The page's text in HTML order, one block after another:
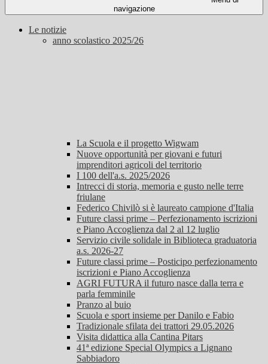
navigazione
Le notizie
anno scolastico 2025/26
La Scuola e il progetto Wigwam
Nuove opportunità per giovani e futuri
imprenditori agricoli del territorio
I 100 dell'a.s. 2025/2026
Intrecci di storia, memoria e gusto nelle terre
friulane
Federico Chivilò si è laureato campione d'Italia
Future classi prime – Perfezionamento iscrizioni
e Piano Accoglienza dal 2 al 12 luglio
Servizio civile solidale in Biblioteca graduatoria
a.s. 2026-27
Future classi prime – Posticipo perfezionamento
iscrizioni e Piano Accoglienza
AGRI FUTURA il futuro nasce dalla terra e
parla femminile
Pranzo al buio
Scuola e sport insieme per Danilo e Fabio
Tradizionale sfilata dei trattori 29.05.2026
Visita didattica alla Cantina Pitars
41ª edizione Special Olympics a Lignano
Sabbiadoro